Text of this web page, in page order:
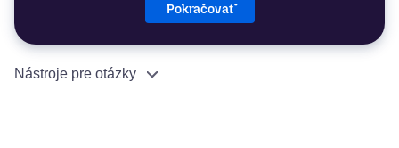
Pokračovať
Nástroje pre otázky